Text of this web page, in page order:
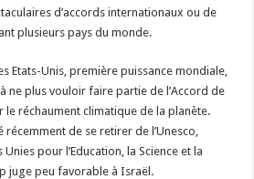
d’accords internationaux ou de
plusieurs pays du monde.
Etats-Unis, première puissance mondiale,
ne plus vouloir faire partie de l’Accord de
le réchaument climatique de la planète.
de se retirer de l’Unesco,
pour l’Education, la Science et la
juge peu favorable à Israël.